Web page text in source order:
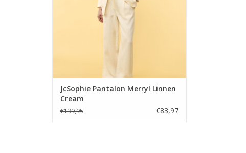
JcSophie Pantalon Merryl Linnen
Cream
€139,95 €83,97